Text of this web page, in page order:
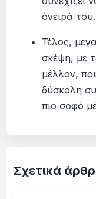
όνειρά του.
Τέλος,
σκέψη, με
μέλλον,
δύσκολη
πιο σοφό
Σχετικά